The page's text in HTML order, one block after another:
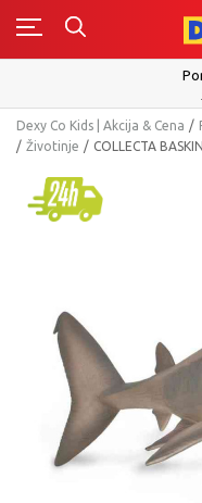
Dexy Co Kids | Akcija & Cena
Životinje
COLLECTA